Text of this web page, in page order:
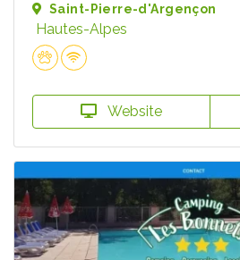
Saint-Pierre-d'Argençon
Hautes-Alpes
Website